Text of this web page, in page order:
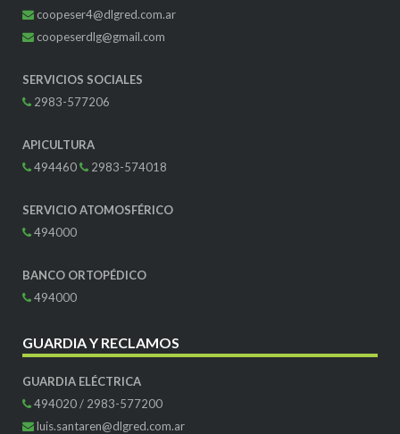
coopeser4@dlgred.com.ar
coopeserdlg@gmail.com
SERVICIOS SOCIALES
2983-577206
APICULTURA
494460
2983-574018
SERVICIO ATOMOSFÉRICO
494000
BANCO ORTOPÉDICO
494000
GUARDIA Y RECLAMOS
GUARDIA ELÉCTRICA
494020 / 2983-577200
luis.santaren@dlgred.com.ar